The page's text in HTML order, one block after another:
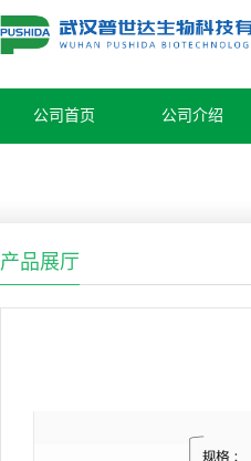
公司首页 公司介绍
产品展厅